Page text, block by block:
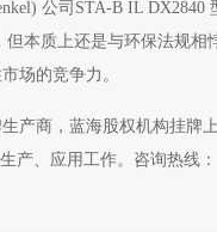
公司STA-B IL
本质上还是与环保法规
场的竞争力。
产商，蓝海股权机构挂
产、应用工作。咨询热线：